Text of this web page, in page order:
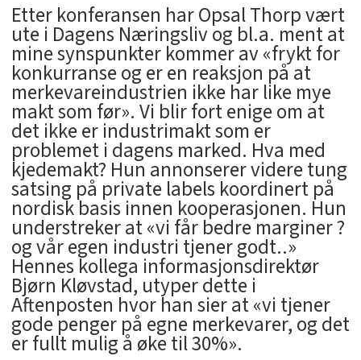
Etter konferansen har Opsal Thorp vært
ute i Dagens Næringsliv og bl.a. ment at
mine synspunkter kommer av «frykt for
konkurranse og er en reaksjon på at
merkevareindustrien ikke har like mye
makt som før». Vi blir fort enige om at
det ikke er industrimakt som er
problemet i dagens marked. Hva med
kjedemakt? Hun annonserer videre tung
satsing på private labels koordinert på
nordisk basis innen kooperasjonen. Hun
understreker at «vi får bedre marginer ?
og vår egen industri tjener godt..»
Hennes kollega informasjonsdirektør
Bjørn Kløvstad, utyper dette i
Aftenposten hvor han sier at «vi tjener
gode penger på egne merkevarer, og det
er fullt mulig å øke til 30%».